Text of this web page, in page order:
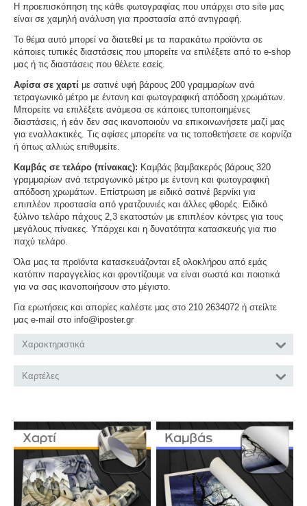
Η προεπισκόπηση της κάθε φωτογραφίας που υπάρχει στο site μας
είναι σε χαμηλή ανάλυση για προστασία από αντιγραφή.
Το θέμα αυτό μπορεί να διατεθεί με τα παρακάτω προϊόντα σε
κάποιες τυπικές διαστάσεις που μπορείτε να επιλέξετε από το e-shop
μας ή τις διαστάσεις που θέλετε εσείς.
Αφίσα σε χαρτί με σατινέ υφή βάρους 200 γραμμαρίων ανά
τετραγωνικό μέτρο με έντονη και φωτογραφική απόδοση χρωμάτων.
Μπορείτε να επιλέξετε ανάμεσα σε κάποιες τυποποιημένες
διαστάσεις, ή εάν δεν σας ικανοποιούν να επικοινωνήσετε μαζί μας
για εναλλακτικές. Τις αφίσες μπορείτε να τις τοποθετήσετε σε κορνίζα
ή όπως αλλιώς επιθυμείτε.
Καμβάς σε τελάρο (πίνακας): Καμβάς βαμβακερός βάρους 320
γραμμαρίων ανά τετραγωνικό μέτρο με έντονη και φωτογραφική
απόδοση χρωμάτων. Επίστρωση με ειδικό σατινέ βερνίκι για
επιπλέον προστασία από γρατζουνιές και άλλες φθορές. Ειδικό
ξύλινο τελάρο πάχους 2,3 εκατοστών με επιπλέον κόντρες για τους
μεγάλους πίνακες. Υπάρχει και η δυνατότητα κατασκευής για πιο
παχύ τελάρο.
Όλα μας τα προϊόντα κατασκευάζονται εξ ολοκλήρου από εμάς
κατόπιν παραγγελίας και φροντίζουμε να είναι σωστά και ποιοτικά
για να σας ικανοποιήσουν στο μέγιστο.
Για ερωτήσεις και απορίες καλέστε μας στο 210 2634072 ή στείλτε
μας e-mail στο info@iposter.gr
Χαρακτηριστικά
Καρτέλες